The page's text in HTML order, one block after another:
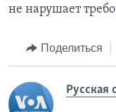
не нарушает
Поделиться
Русская